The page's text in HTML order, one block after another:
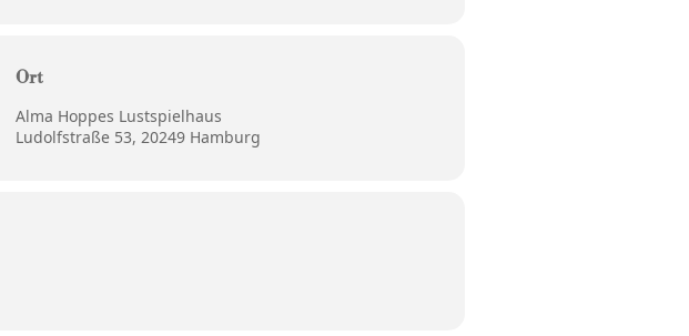
Ort
Alma Hoppes Lustspielhaus
Ludolfstraße 53, 20249 Hamburg